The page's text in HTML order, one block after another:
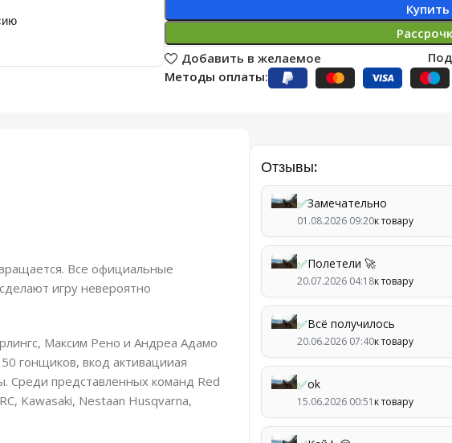
Купить
Добавить в желаемое
Методы оплаты:
Все официальные
игру невероятно
Максим Рено и Андреа Адамо
гонщиков, вкод активацииая
Среди представленных команд Red
Kawasaki, Nestaan Husqvarna,
Отзывы:
✅Замечательно
01.08.2026 09:20к товару
✅Полетели 🚀
20.07.2026 04:18к товару
✅Всё получилось
20.06.2026 07:40к товару
✅ok
15.06.2026 00:51 к товару